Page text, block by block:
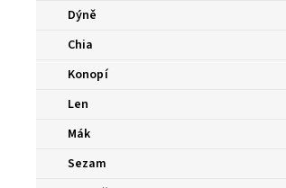
Dýně
Chia
Konopí
Len
Mák
Sezam